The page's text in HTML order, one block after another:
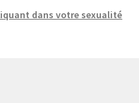
dans votre sexualité